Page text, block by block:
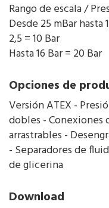
Rango de escala /
Desde 25 mBar hasta
2,5 = 10 Bar
Hasta 16 Bar = 20 Bar
Opciones de
Versión ATEX -
dobles - Conexiones
arrastrables -
- Separadores de
de glicerina
Download